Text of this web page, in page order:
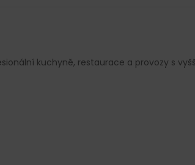
kuchyně, restaurace a provozy s